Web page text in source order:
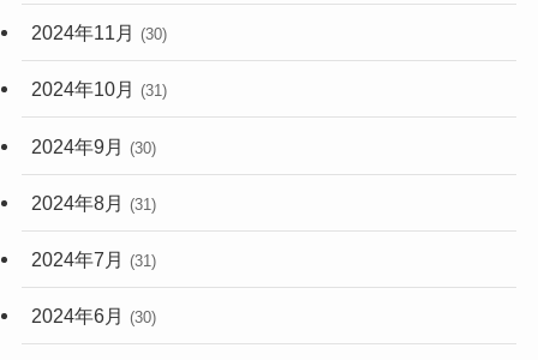
2024年11月 (30)
2024年10月 (31)
2024年9月 (30)
2024年8月 (31)
2024年7月 (31)
2024年6月 (30)